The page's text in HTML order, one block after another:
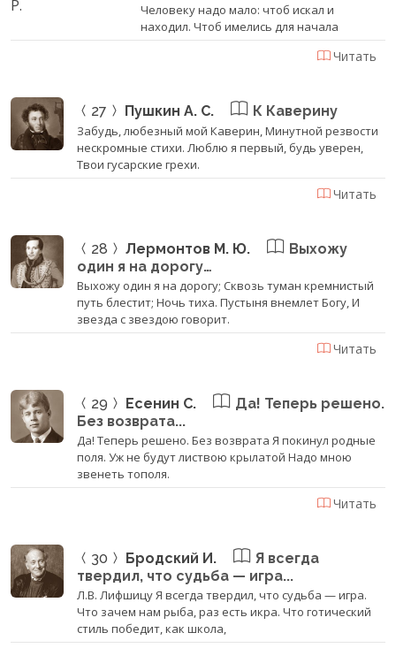
Человеку надо мало: чтоб искал и
находил. Чтоб имелись для начала
Читать
27 Пушкин А. С. К Каверину
Забудь, любезный мой Каверин, Минутной резвости
нескромные стихи. Люблю я первый, будь уверен,
Твои гусарские грехи.
Читать
28 Лермонтов М. Ю.
Выхожу
один я на дорогу…
Выхожу один я на дорогу; Сквозь туман кремнистый
путь блестит; Ночь тиха. Пустыня внемлет Богу, И
звезда с звездою говорит.
Читать
29 Есенин С.
Да! Теперь решено.
Без возврата...
Да! Теперь решено. Без возврата Я покинул родные
поля. Уж не будут листвою крылатой Надо мною
звенеть тополя.
Читать
30 Бродский И.
Я всегда
твердил, что судьба — игра...
Л.В. Лифшицу Я всегда твердил, что судьба — игра.
Что зачем нам рыба, раз есть икра. Что готический
стиль победит, как школа,